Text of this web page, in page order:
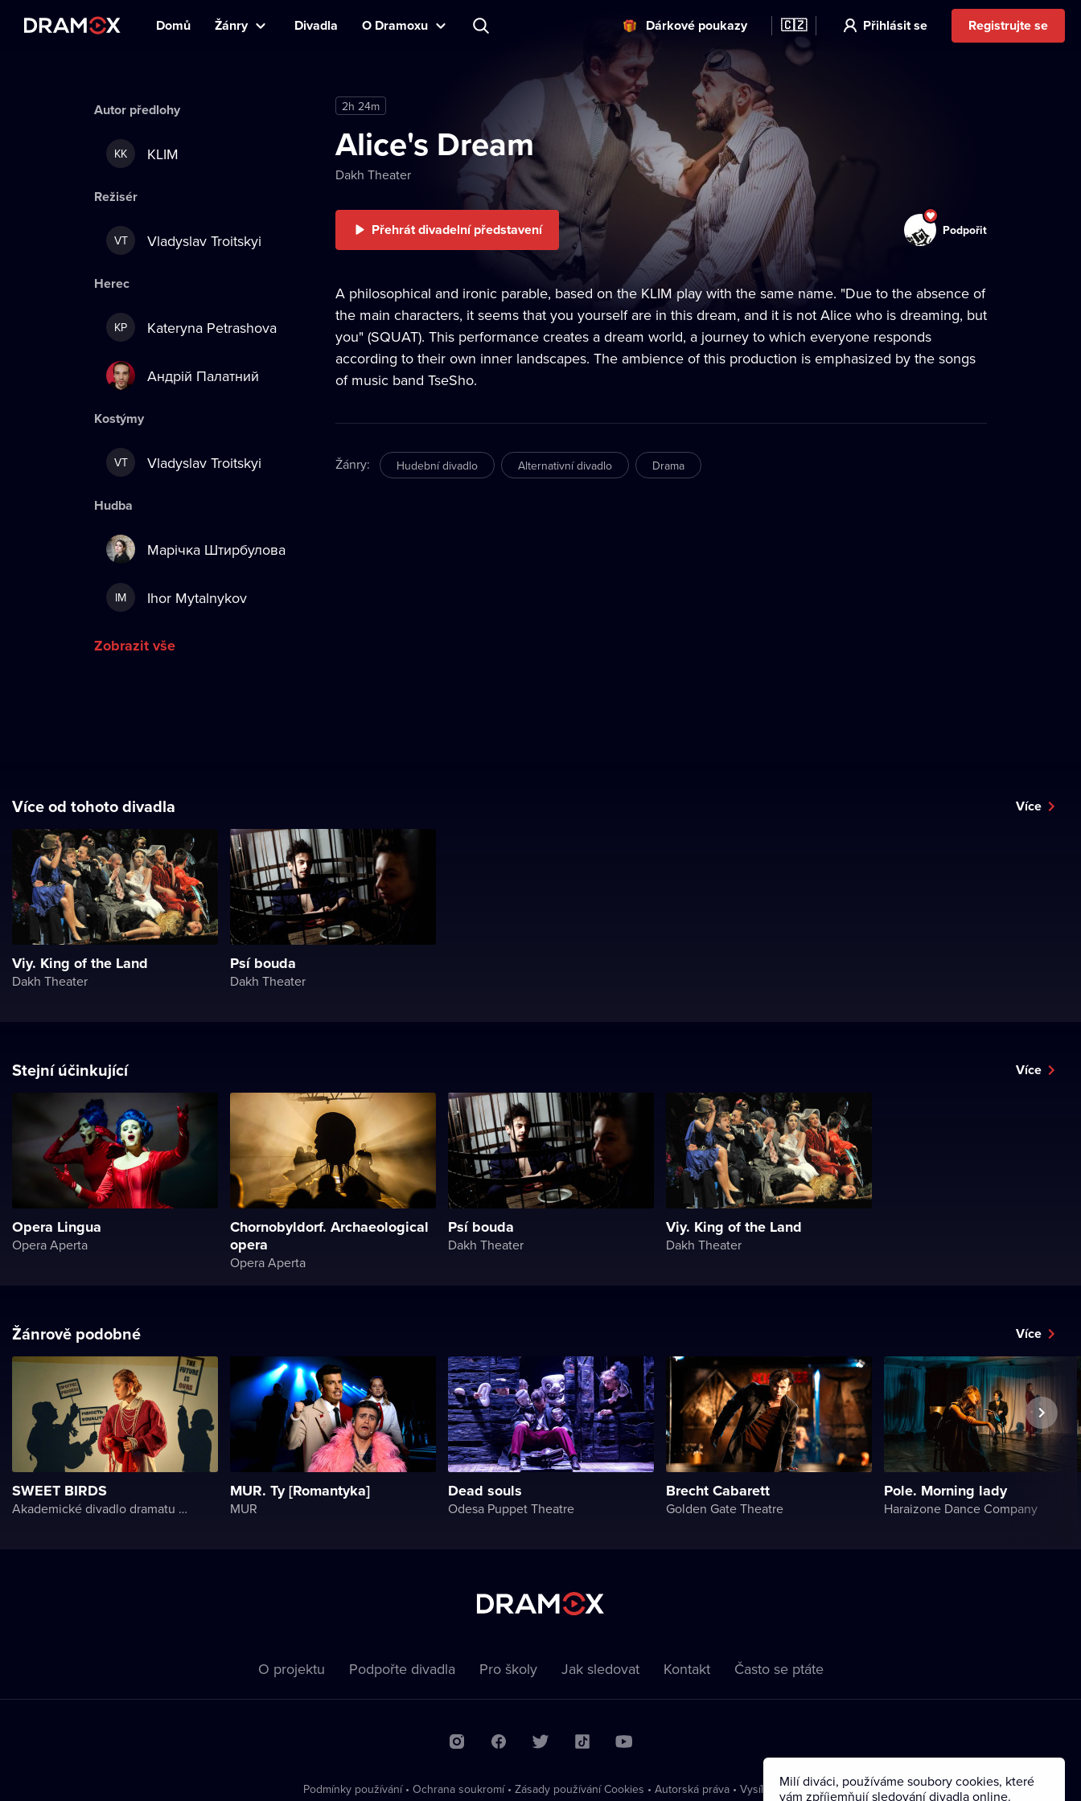
Domů Žánry Divadla O Dramoxu Dárkové poukazy 🇨🇿 Přihlásit se Registrujte se
2h 24m
Alice's Dream
Dakh Theater
Přehrát divadelní představení Podpořit
A philosophical and ironic parable, based on the KLIM play with the same name. "Due to the absence of
the main characters, it seems that you yourself are in this dream, and it is not Alice who is dreaming, but
you" (SQUAT). This performance creates a dream world, a journey to which everyone responds
according to their own inner landscapes. The ambience of this production is emphasized by the songs
of music band TseSho.
Žánry: Hudební divadlo Alternativní divadlo Drama
Autor předlohy
KK KLIM
Režisér
VT Vladyslav Troitskyi
Herec
KP Kateryna Petrashova
Андрій Палатний
Kostýmy
VT Vladyslav Troitskyi
Hudba
Марічка Штирбулова
IM Ihor Mytalnykov
Zobrazit vše
Více od tohoto divadla Více
Viy. King of the Land
Dakh Theater
Psí bouda
Dakh Theater
Stejní účinkující Více
Opera Lingua
Opera Aperta
Chornobyldorf. Archaeological
opera
Opera Aperta
Psí bouda
Dakh Theater
Viy. King of the Land
Dakh Theater
Žánrově podobné Více
SWEET BIRDS
Akademické divadlo dramatu Lesji Ukrajinky
MUR. Ty [Romantyka]
MUR
Dead souls
Odesa Puppet Theatre
Brecht Cabarett
Golden Gate Theatre
Pole. Morning lady
Haraizone Dance Company
O projektu Podpořte divadla Pro školy Jak sledovat Kontakt Často se ptáte
Podmínky používání • Ochrana soukromí • Zásady používání Cookies • Autorská práva • Vysílání
Milí diváci, používáme soubory cookies, které
vám zpříjemňují sledování divadla online.